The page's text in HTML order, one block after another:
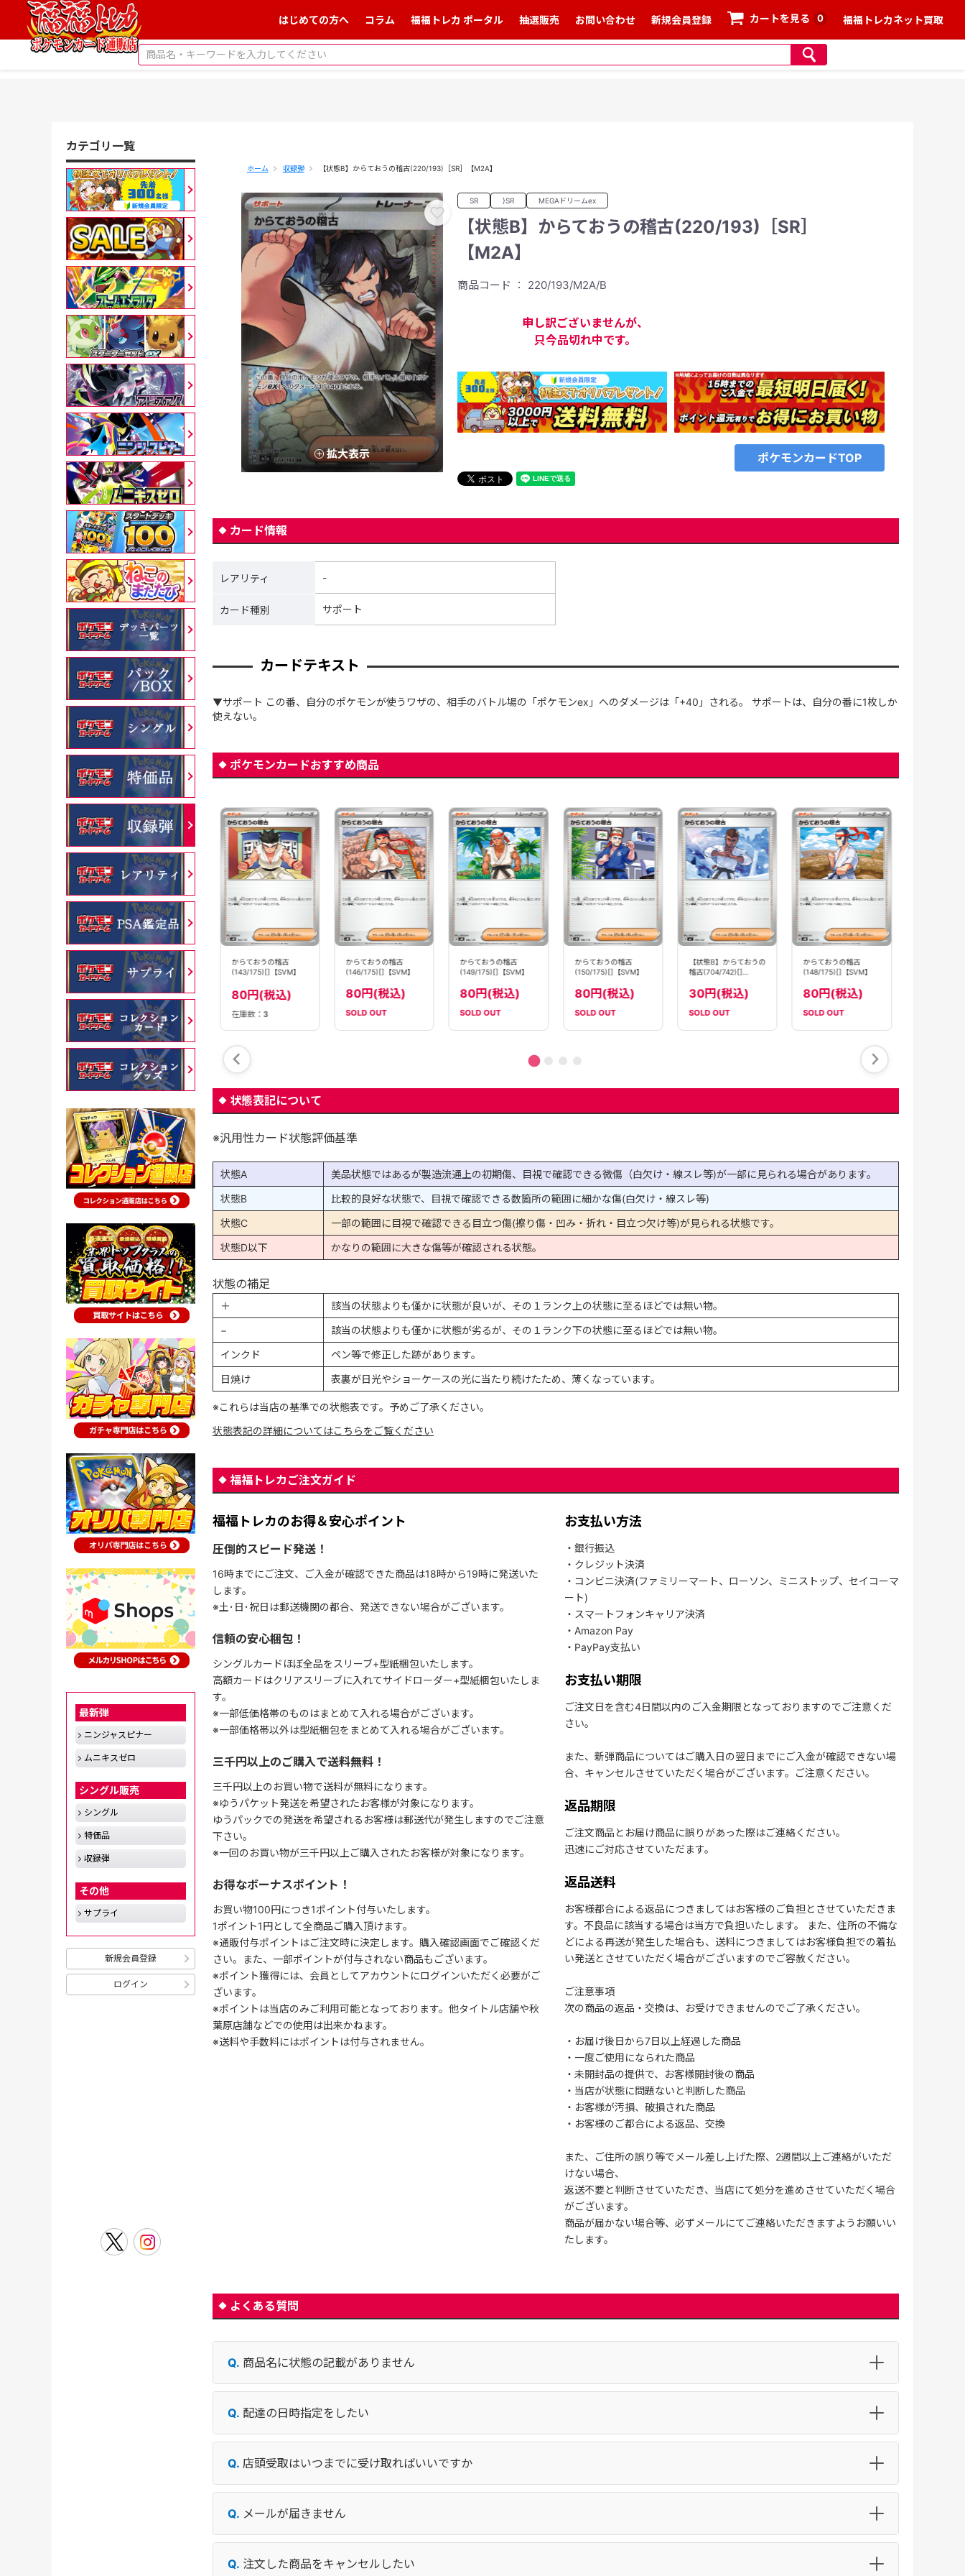
はじめての方へ コラム 福福トレカ ポータル 抽選販売 お問い合わせ 新規会員登録 カートを見る 0 福福トレカネット買取
ホーム 収録弾 【状態B】からておうの稽古(220/193)［SR］【M2A】
拡大表示
SR }SR MEGAドリームex
【状態B】からておうの稽古(220/193)［SR］
【M2A】
商品コード ： 220/193/M2A/B
申し訳ございませんが、
只今品切れ中です。
ポケモンカードTOP
カード情報
レアリティ -
カード種別 サポート
カードテキスト
▼サポート この番、自分のポケモンが使うワザの、相手のバトル場の「ポケモンex」へのダメージは「+40」される。 サポートは、自分の番に1枚しか
使えない。
ポケモンカードおすすめ商品
からておうの稽古
(147/175)[]【SVM】
80円(税込)
在庫数：1
からておうの稽古
(143/175)[]【SVM】
80円(税込)
在庫数： 3
からておうの稽古
(146/175)[]【SVM】
80円(税込)
SOLD OUT
からておうの稽古
(149/175)[]【SVM】
80円(税込)
SOLD OUT
からておうの稽古
(150/175)[]【SVM】
80円(税込)
SOLD OUT
【状態B】からておうの
稽古(704/742)[]
30円(税込)
SOLD OUT
からておうの稽古
(148/175)[]【SVM】
80円(税込)
SOLD OUT
状態表記について
※汎用性カード状態評価基準
状態A
美品状態ではあるが製造流通上の初期傷、目視で確認できる微傷（白欠け・線スレ等)が一部に見られる場合があります。
状態B
比較的良好な状態で、目視で確認できる数箇所の範囲に細かな傷(白欠け・線スレ等)
状態C
一部の範囲に目視で確認できる目立つ傷(擦り傷・凹み・折れ・目立つ欠け等)が見られる状態です。
状態D以下
かなりの範囲に大きな傷等が確認される状態。
状態の補足
＋
該当の状態よりも僅かに状態が良いが、その１ランク上の状態に至るほどでは無い物。
−
該当の状態よりも僅かに状態が劣るが、その１ランク下の状態に至るほどでは無い物。
インクド
ペン等で修正した跡があります。
日焼け
表裏が日光やショーケースの光に当たり続けたため、薄くなっています。
※これらは当店の基準での状態表です。予めご了承ください。
状態表記の詳細についてはこちらをご覧ください
福福トレカご注文ガイド
福福トレカのお得＆安心ポイント
圧倒的スピード発送！
16時までにご注文、ご入金が確認できた商品は18時から19時に発送いた
します。
※土･日･祝日は郵送機関の都合、発送できない場合がございます。
信頼の安心梱包！
シングルカードほぼ全品をスリーブ+型紙梱包いたします。
高額カードはクリアスリーブに入れてサイドローダー+型紙梱包いたしま
す。
※一部低価格帯のものはまとめて入れる場合がございます。
※一部価格帯以外は型紙梱包をまとめて入れる場合がございます。
三千円以上のご購入で送料無料！
三千円以上のお買い物で送料が無料になります。
※ゆうパケット発送を希望されたお客様が対象になります。
ゆうパックでの発送を希望されるお客様は郵送代が発生しますのでご注意
下さい。
※一回のお買い物が三千円以上ご購入されたお客様が対象になります。
お得なボーナスポイント！
お買い物100円につき1ポイント付与いたします。
1ポイント1円として全商品ご購入頂けます。
※通販付与ポイントはご注文時に決定します。購入確認画面でご確認くだ
さい。また、一部ポイントが付与されない商品もございます。
※ポイント獲得には、会員としてアカウントにログインいただく必要がご
ざいます。
※ポイントは当店のみご利用可能となっております。他タイトル店舗や秋
葉原店舗などでの使用は出来かねます。
※送料や手数料にはポイントは付与されません。
お支払い方法
・銀行振込
・クレジット決済
・コンビニ決済(ファミリーマート、ローソン、ミニストップ、セイコーマ
ート)
・スマートフォンキャリア決済
・Amazon Pay
・PayPay支払い
お支払い期限
ご注文日を含む4日間以内のご入金期限となっておりますのでご注意くだ
さい。
また、新弾商品についてはご購入日の翌日までにご入金が確認できない場
合、キャンセルさせていただく場合がございます。ご注意ください。
返品期限
ご注文商品とお届け商品に誤りがあった際はご連絡ください。
迅速にご対応させていただます。
返品送料
お客様都合による返品につきましてはお客様のご負担とさせていただきま
す。不良品に該当する場合は当方で負担いたします。 また、住所の不備な
どによる再送が発生した場合も、送料につきましてはお客様負担での着払
い発送とさせていただく場合がございますのでご容赦ください。
ご注意事項
次の商品の返品・交換は、お受けできませんのでご了承ください。
・お届け後日から7日以上経過した商品
・一度ご使用になられた商品
・未開封品の提供で、お客様開封後の商品
・当店が状態に問題ないと判断した商品
・お客様が汚損、破損された商品
・お客様のご都合による返品、交換
また、ご住所の誤り等でメール差し上げた際、2週間以上ご連絡がいただ
けない場合、
返送不要と判断させていただき、当店にて処分を進めさせていただく場合
がございます。
商品が届かない場合等、必ずメールにてご連絡いただきますようお願いい
たします。
よくある質問
商品名に状態の記載がありません
配達の日時指定をしたい
店頭受取はいつまでに受け取ればいいですか
メールが届きません
注文した商品をキャンセルしたい
カテゴリ一覧
最新弾
ニンジャスピナー
ムニキスゼロ
シングル販売
シングル
特価品
収録弾
その他
サプライ
新規会員登録
ログイン